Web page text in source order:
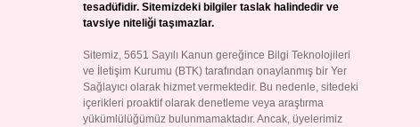
tesadüfidir. Sitemizdeki bilgiler taslak halindedir ve
tavsiye niteliği taşımazlar.
Sitemiz, 5651 Sayılı Kanun gereğince Bilgi Teknolojileri
ve İletişim Kurumu (BTK) tarafından onaylanmış bir Yer
Sağlayıcı olarak hizmet vermektedir. Bu nedenle, sitedeki
içerikleri proaktif olarak denetleme veya araştırma
yükümlülüğümüz bulunmamaktadır. Ancak, üyelerimiz